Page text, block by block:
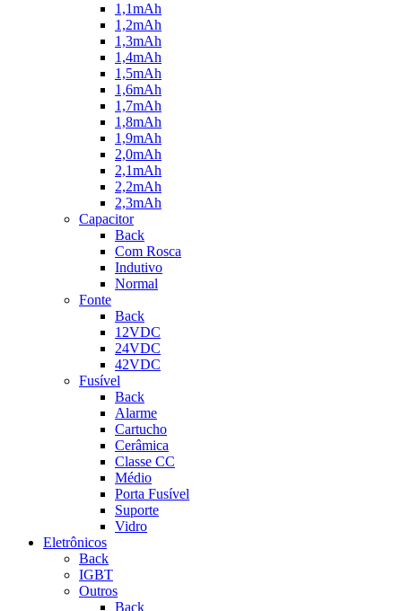
1,1mAh
1,2mAh
1,3mAh
1,4mAh
1,5mAh
1,6mAh
1,7mAh
1,8mAh
1,9mAh
2,0mAh
2,1mAh
2,2mAh
2,3mAh
Capacitor
Back
Com Rosca
Indutivo
Normal
Fonte
Back
12VDC
24VDC
42VDC
Fusível
Back
Alarme
Cartucho
Cerâmica
Classe CC
Médio
Porta Fusível
Suporte
Vidro
Eletrônicos
Back
IGBT
Outros
Back